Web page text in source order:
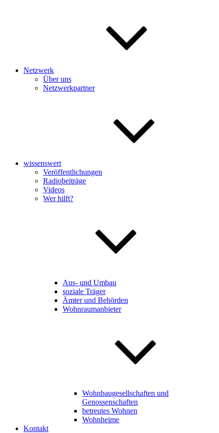
Netzwerk
Über uns
Netzwerkpartner
wissenswert
Veröffentlichungen
Radiobeiträge
Videos
Wer hilft?
Aus- und Umbau
soziale Träger
Ämter und Behörden
Wohnraumanbieter
Wohnbaugesellschaften und
Genossenschaften
betreutes Wohnen
Wohnheime
Kontakt